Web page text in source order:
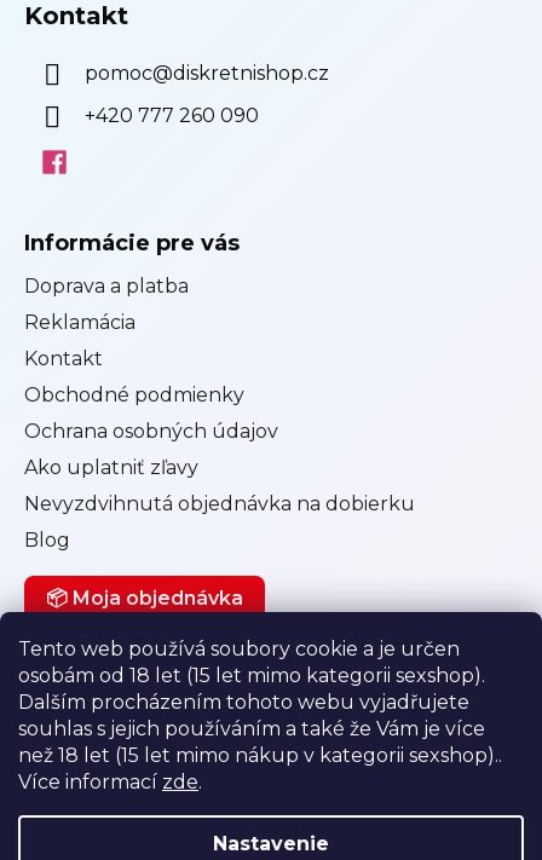
Tento web používá soubory cookie a je určen
osobám od 18 let (15 let mimo kategorii sexshop).
Dalším procházením tohoto webu vyjadřujete
souhlas s jejich používáním a také že Vám je více
než 18 let (15 let mimo nákup v kategorii sexshop)..
Více informací zde.
Nastavenie
Kontakt
pomoc@diskretnishop.cz
+420 777 260 090
Informácie pre vás
Doprava a platba
Reklamácia
Kontakt
Obchodné podmienky
Ochrana osobných údajov
Ako uplatniť zľavy
Nevyzdvihnutá objednávka na dobierku
Blog
📦 Moja objednávka
Můj účet
Přihlásit se
Registrace